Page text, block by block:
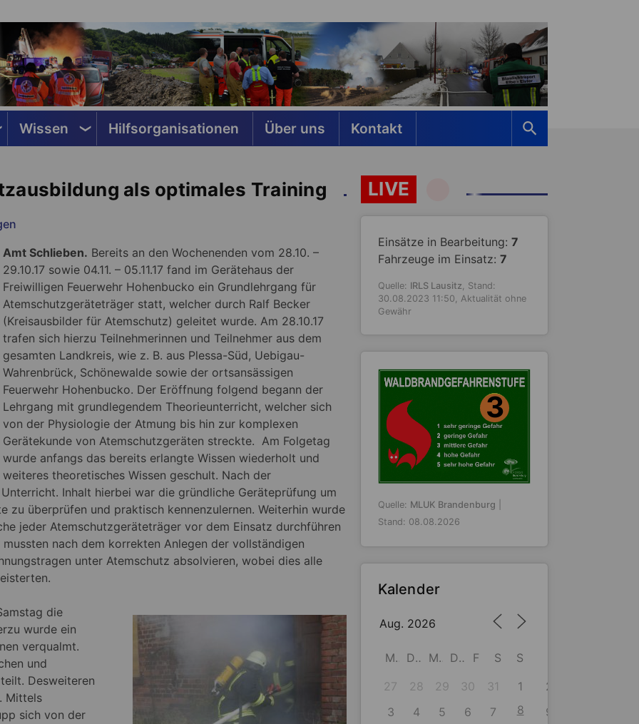
Wissen Hilfsorganisationen Über uns Kontakt
als optimales Training
Amt Schlieben. Bereits an den Wochenenden vom 28.10. –
29.10.17 sowie 04.11. – 05.11.17 fand im Gerätehaus der
Freiwilligen Feuerwehr Hohenbucko ein Grundlehrgang für
Atemschutzgeräteträger statt, welcher durch Ralf Becker
(Kreisausbilder für Atemschutz) geleitet wurde. Am 28.10.17
trafen sich hierzu Teilnehmerinnen und Teilnehmer aus dem
gesamten Landkreis, wie z. B. aus Plessa-Süd, Uebigau-
Wahrenbrück, Schönewalde sowie der ortsansässigen
Feuerwehr Hohenbucko. Der Eröffnung folgend begann der
Lehrgang mit grundlegendem Theorieunterricht, welcher sich
von der Physiologie der Atmung bis hin zur komplexen
Gerätekunde von Atemschutzgeräten streckte. Am Folgetag
wurde anfangs das bereits erlangte Wissen wiederholt und
weiteres theoretisches Wissen geschult. Nach der
Inhalt hierbei war die gründliche Geräteprüfung um
zu überprüfen und praktisch kennenzulernen. Weiterhin wurde
jeder Atemschutzgeräteträger vor dem Einsatz durchführen
mussten nach dem korrekten Anlegen der vollständigen
unter Atemschutz absolvieren, wobei dies alle
die
wurde ein
verqualmt.
und
Desweiteren
Mittels
sich von der
LIVE
Einsätze in Bearbeitung: 7
Fahrzeuge im Einsatz: 7
Quelle: IRLS Lausitz, Stand:
30.08.2023 11:50, Aktualität ohne
Gewähr
3
Quelle: MLUK Brandenburg
Stand: 08.08.2026
Kalender
Aug. 2026
M D M D F S
S
27
28 29 30 31 1
2
3
4 5 6 7 8
9